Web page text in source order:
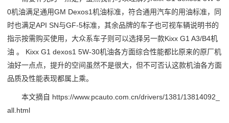
0机油满足通用GM Dexos1机油标准，符合通用汽车的用油标准，同
时也满足API SN与GF-5标准，其余品牌的车子也可视车辆说明书的
指示按需购买使用，大众系车子则可以选择另一款Kixx G1 A3/B4机
油 。 Kixx G1 dexos1 5W-30机油各方面综合性能都比原来的原厂机
油好一点点，提升的空间虽然不是很大，但不可否认这款机油各方面
品质及性能表现都属上乘。
本文摘自 https://www.pcauto.com.cn/drivers/1381/13814092_
all.html